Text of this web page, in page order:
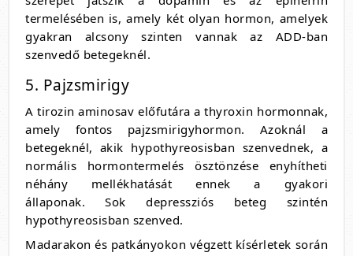
termelésében is, amely két olyan hormon, amelyek
gyakran alcsony szinten vannak az ADD-ban
szenvedő betegeknél.
5. Pajzsmirigy
A tirozin aminosav előfutára a thyroxin hormonnak,
amely fontos pajzsmirigyhormon. Azoknál a
betegeknél, akik hypothyreosisban szenvednek, a
normális hormontermelés ösztönzése enyhítheti
néhány mellékhatását ennek a gyakori
állaponak. Sok depressziós beteg szintén
hypothyreosisban szenved.
Madarakon és patkányokon végzett kísérletek során